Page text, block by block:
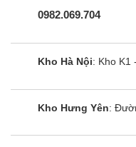
0982.069.704
Kho Hà Nội: Kho K1
Kho Hưng Yên: